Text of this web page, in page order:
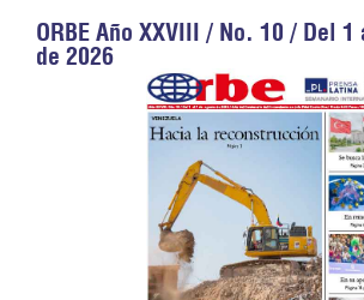
ORBE Año XXVIII / No. 10 / Del
de 2026